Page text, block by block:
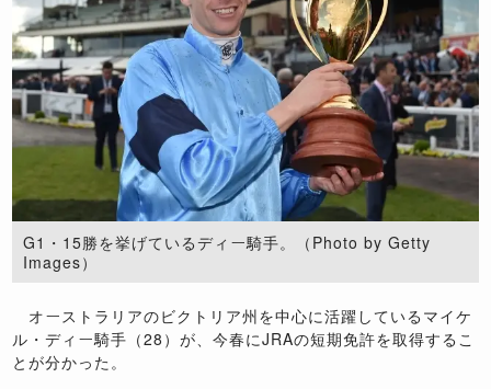
G1・15勝を挙げているディー騎手。（Photo by Getty
Images）
オーストラリアのビクトリア州を中心に活躍しているマイケ
ル・ディー騎手（28）が、今春にJRAの短期免許を取得するこ
とが分かった。